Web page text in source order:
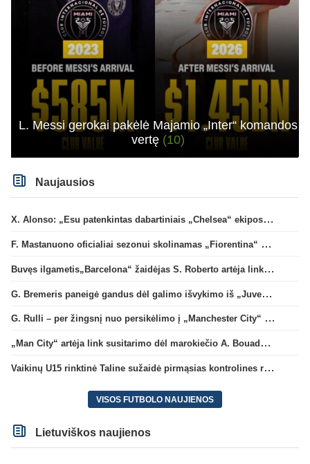
L. Messi gerokai pakėlė Majamio „Inter“ komandos
vertę (10)
Naujausios
X. Alonso: „Esu patenkintas dabartiniais „Chelsea“ ekipos vartininkais“
F. Mastanuono oficialiai sezonui skolinamas „Fiorentina“ ekipai
Buvęs ilgametis„Barcelona“ žaidėjas S. Roberto artėja link persikėlimo į MLS
G. Bremeris paneigė gandus dėl galimo išvykimo iš „Juventus“ klubo
G. Rulli – per žingsnį nuo persikėlimo į „Manchester City“ klubą
„Man City“ artėja link susitarimo dėl marokiečio A. Bouaddi persikėlimo
Vaikinų U15 rinktinė Taline sužaidė pirmąsias kontrolines rungtynes
VISOS FUTBOLO NAUJIENOS
Lietuviškos naujienos